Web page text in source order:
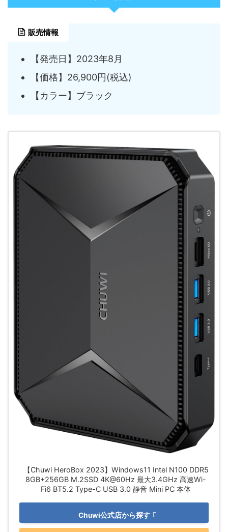
販売情報
【発売日】2023年8月
【価格】26,900円(税込)
【カラー】ブラック
【Chuwi HeroBox 2023】Windows11 Intel N100 DDR5
8GB+256GB M.2SSD 4K@60Hz 最大3.4GHz 高速Wi-
Fi6 BT5.2 Type-C USB 3.0 静音 Mini PC 本体
Chuwi公式店から探す